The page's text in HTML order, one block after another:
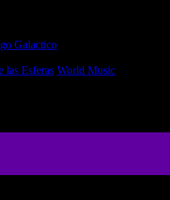
Galactico
las Esferas World Music